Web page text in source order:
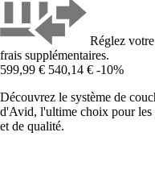
Réglez
frais supplémentaires.
599,99 € 540,14 € -10%
Découvrez le système de
d'Avid, l'ultime choix pour les
et de qualité.